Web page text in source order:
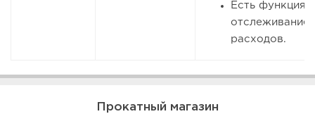
Есть функция
отслеживание
расходов.
Прокатный магазин